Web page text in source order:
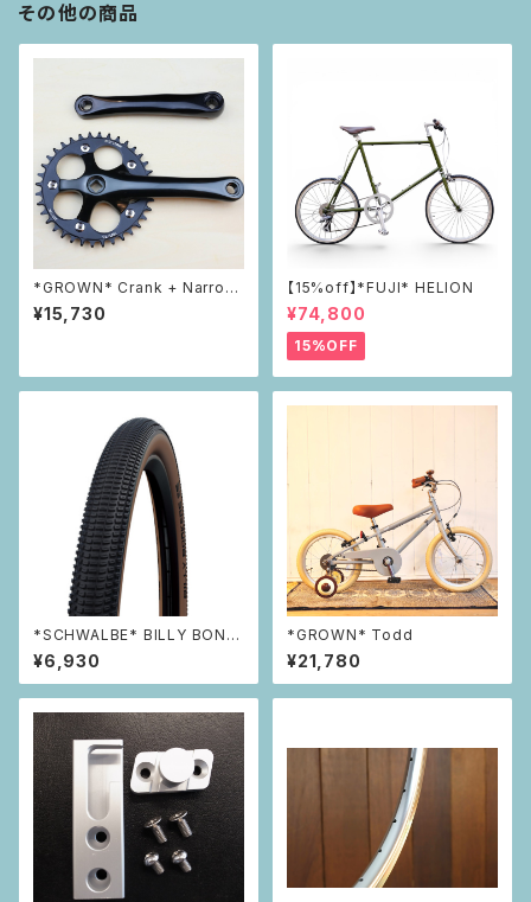
その他の商品
*GROWN* Crank + Narrow
Wide Chainring Set 36t
¥15,730
【15%off】*FUJI* HELION
¥74,800
15%OFF
*SCHWALBE* BILLY BONK
ERS 20 x 2.0
¥6,930
*GROWN* Todd
¥21,780